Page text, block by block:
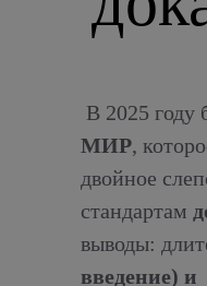
В 2025 году
МИР,
двойное
стандартам
выводы:
введение)